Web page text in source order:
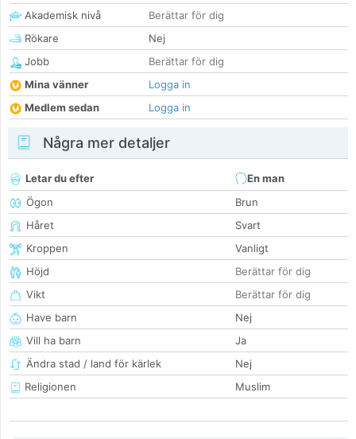
Akademisk nivå
Berättar för dig
Rökare
Nej
Jobb
Berättar för dig
Mina vänner
Logga in
Medlem sedan
Logga in
Några mer detaljer
Letar du efter
En man
Ögon
Brun
Håret
Svart
Kroppen
Vanligt
Höjd
Berättar för dig
Vikt
Berättar för dig
Have barn
Nej
Vill ha barn
Ja
Ändra stad / land för kärlek
Nej
Religionen
Muslim